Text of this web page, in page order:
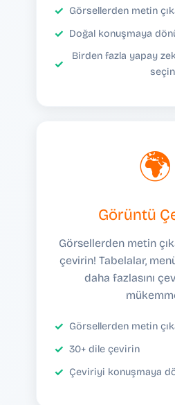
Görsellerden metin
Doğal konuşmaya
Birden fazla yapay
seçin
🌍
Görüntü
Görsellerden metin
çevirin! Tabelalar,
daha fazlasını
Görsellerden metin
30+ dile çevirin
Çeviriyi konuşmaya